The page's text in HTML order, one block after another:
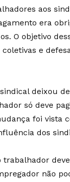
aos
era
O objetivo
e
deixou
só deve
foi vista
dos
trabalhador
não